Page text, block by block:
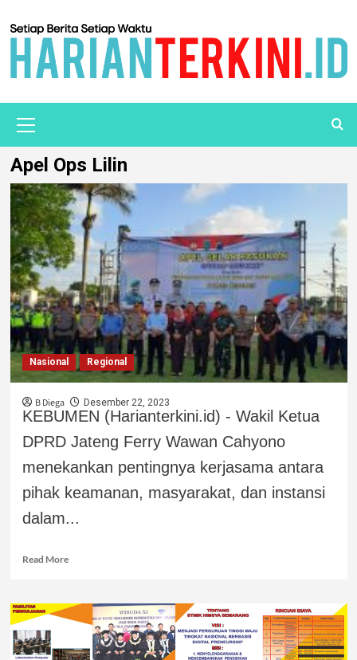
Apel Ops Lilin
Nasional Regional
B Diega Desember 22, 2023
KEBUMEN (Harianterkini.id) - Wakil Ketua
DPRD Jateng Ferry Wawan Cahyono
menekankan pentingnya kerjasama antara
pihak keamanan, masyarakat, dan instansi
dalam...
Read More